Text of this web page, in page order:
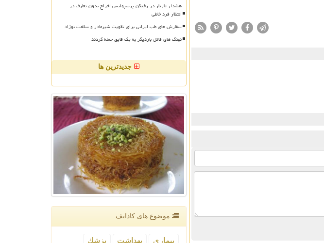
هشدار تارتار در رختکن پرسپولیس اخراج بدون تعارف در
انتظار فرد خاطی
سفارش های طب ایرانی برای تقویت شیرمادر و سلامت نوزاد
نهنگ های قاتل باردیگر به یک قایق حمله کردند
جدیدترین ها
موضوع های كادایف
بیماری بهداشت
پزشك